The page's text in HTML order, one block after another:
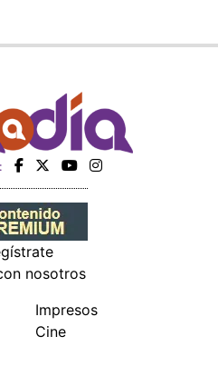
nosotros
Impresos
Cine